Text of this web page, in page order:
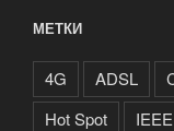
МЕТКИ
4G ADSL
Hot Spot
IEEE